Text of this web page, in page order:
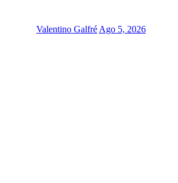
Valentino Galfré Ago 5, 2026